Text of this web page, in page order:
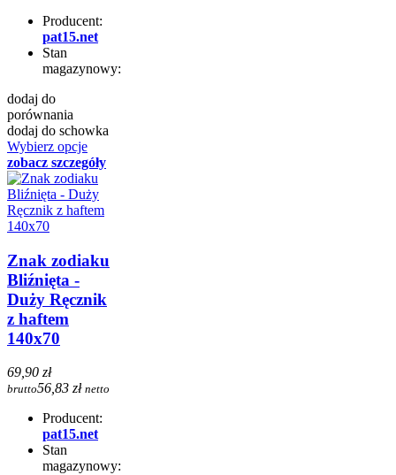
Producent:
pat15.net
Stan
magazynowy:
dodaj do
porównania
dodaj do schowka
Wybierz opcje
zobacz szczegóły
Znak zodiaku
Bliźnięta -
Duży Ręcznik
z haftem
140x70
69,90 zł
brutto56,83 zł netto
Producent:
pat15.net
Stan
magazynowy: